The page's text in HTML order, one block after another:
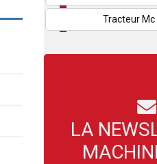
Tracteur Mc
LA